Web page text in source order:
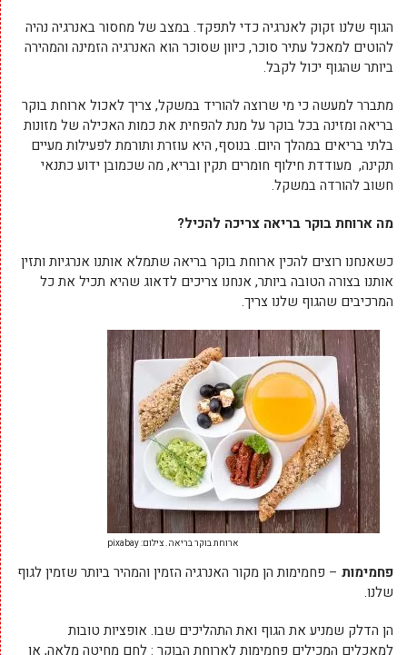
הגוף שלנו זקוק לאנרגיה כדי לתפקד. במצב של מחסור באנרגיה נהיה
להוטים למאכל עתיר סוכר, כיוון שסוכר הוא האנרגיה הזמינה והמהירה
ביותר שהגוף יכול לקבל.
מתברר למעשה כי מי שרוצה להוריד במשקל, צריך לאכול ארוחת בוקר
בריאה ומזינה בכל בוקר על מנת להפחית את כמות האכילה של מזונות
בלתי בריאים במהלך היום. בנוסף, היא עוזרת ותורמת לפעילות מעיים
תקינה, מעודדת חילוף חומרים תקין ובריא, מה שכמובן ידוע כתנאי
חשוב להורדה במשקל.
מה ארוחת בוקר בריאה צריכה להכיל?
כשאנחנו רוצים להכין ארוחת בוקר בריאה שתמלא אותנו אנרגיות ותזין
אותנו בצורה הטובה ביותר, אנחנו צריכים לדאוג שהיא תכיל את כל
המרכיבים שהגוף שלנו צריך.
ארוחת בוקר בריאה. צילום: pixabay
פחמימות – פחמימות הן מקור האנרגיה הזמין והמהיר ביותר שזמין לגוף
שלנו.
הן הדלק שמניע את הגוף ואת התהליכים שבו. אופציות טובות
למאכלים המכילים פחמימות לארוחת הבוקר : לחם מחיטה מלאה, או